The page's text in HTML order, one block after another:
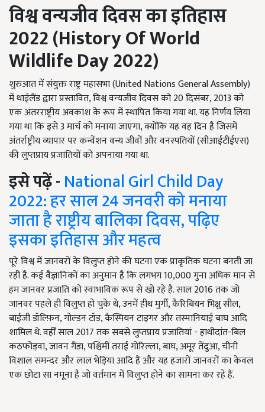
विश्व वन्यजीव दिवस का इतिहास
2022(History Of World
Wildlife Day2022)
शुरुआत में संयुक्त राष्ट्र महासभा (United Nations General Assembly)
में थाईलैंड द्वारा प्रस्तावित, विश्व वन्यजीव दिवस को 20 दिसंबर, 2013 को
एक अंतरराष्ट्रीय अवकाश के रूप में स्थापित किया गया था. यह निर्णय लिया
गया था कि इसे 3 मार्च को मनाया जाएगा, क्योंकि यह वह दिन है जिसमें
अंतर्राष्ट्रीय व्यापार पर कन्वेंशन वन्य जीवों और वनस्पतियों (सीआईटीईएस)
की लुप्तप्राय प्रजातियों को अपनाया गया था.
इसे पढ़ें -National Girl Child Day
2022: हर साल 24 जनवरी को मनाया
जाता है राष्ट्रीय बालिका दिवस, पढ़िए
इसका इतिहास और महत्व
पूरे विश्व में जानवरों के विलुप्त होने की घटना एक प्राकृतिक घटना बनती जा
रही है. कई वैज्ञानिकों का अनुमान है कि लगभग 10,000 गुना अधिक मान से
हम जानवर प्रजाति को स्वाभाविक रूप से खो रहे है. साल 2016 तक जो
जानवर पहले ही विलुप्त हो चुके थे, उनमें हीथ मुर्गी, कैरिबियन भिक्षु सील,
बाईजी डॉल्फ़िन, गोल्डन टॉड, कैस्पियन टाइगर और तस्मानियाई बाघ आदि
शामिल थे. वहीँ साल 2017 तक सबसे लुप्तप्राय प्रजातियां - हाथीदांत-बिल
कठफोड़वा, जावन गैंडा, पश्चिमी तराई गोरिल्ला, बाघ, अमूर तेंदुआ, चीनी
विशाल समन्दर और लाल भेड़िया आदि हैं और यह हजारों जानवरों का केवल
एक छोटा सा नमूना है जो वर्तमान में विलुप्त होने का सामना कर रहे हैं.